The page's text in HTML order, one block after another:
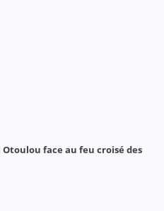
face au feu croisé des